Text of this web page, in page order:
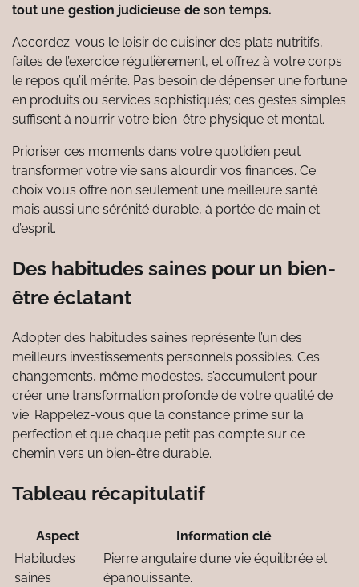
tout une gestion judicieuse de son temps.
Accordez-vous le loisir de cuisiner des plats nutritifs,
faites de l’exercice régulièrement, et offrez à votre corps
le repos qu’il mérite. Pas besoin de dépenser une fortune
en produits ou services sophistiqués; ces gestes simples
suffisent à nourrir votre bien-être physique et mental.
Prioriser ces moments dans votre quotidien peut
transformer votre vie sans alourdir vos finances. Ce
choix vous offre non seulement une meilleure santé
mais aussi une sérénité durable, à portée de main et
d’esprit.
Des habitudes saines pour un bien-
être éclatant
Adopter des habitudes saines représente l’un des
meilleurs investissements personnels possibles. Ces
changements, même modestes, s’accumulent pour
créer une transformation profonde de votre qualité de
vie. Rappelez-vous que la constance prime sur la
perfection et que chaque petit pas compte sur ce
chemin vers un bien-être durable.
Tableau récapitulatif
Aspect
Information clé
Habitudes
saines
Pierre angulaire d’une vie équilibrée et
épanouissante.